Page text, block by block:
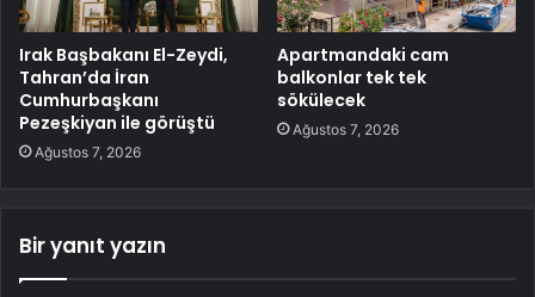
Irak Başbakanı El-Zeydi,
Tahran’da İran
Cumhurbaşkanı
Pezeşkiyan ile görüştü
Ağustos 7, 2026
Apartmandaki cam
balkonlar tek tek
sökülecek
Ağustos 7, 2026
Bir yanıt yazın